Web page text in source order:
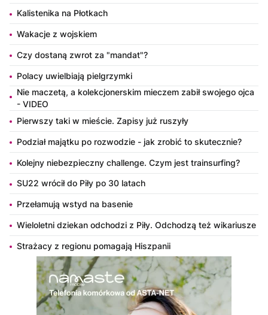
Kalistenika na Płotkach
Wakacje z wojskiem
Czy dostaną zwrot za "mandat"?
Polacy uwielbiają pielgrzymki
Nie maczetą, a kolekcjonerskim mieczem zabił swojego ojca
- VIDEO
Pierwszy taki w mieście. Zapisy już ruszyły
Podział majątku po rozwodzie - jak zrobić to skutecznie?
Kolejny niebezpieczny challenge. Czym jest trainsurfing?
SU22 wrócił do Piły po 30 latach
Przełamują wstyd na basenie
Wieloletni dziekan odchodzi z Piły. Odchodzą też wikariusze
Strażacy z regionu pomagają Hiszpanii